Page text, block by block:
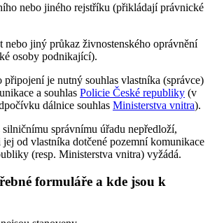
nebo jiného rejstříku (přikládají právnické
nebo jiný průkaz živnostenského oprávnění
osoby podnikající).
je nutný souhlas vlastníka (správce)
a souhlas Policie České republiky (v
dálnice souhlas Ministerstva vnitra).
silničnímu správnímu úřadu nepředloží,
od vlastníka dotčené pozemní komunikace
(resp. Ministerstva vnitra) vyžádá.
formuláře a kde jsou k